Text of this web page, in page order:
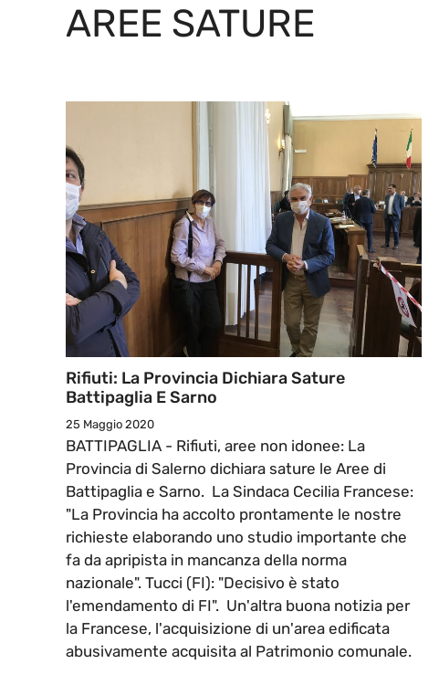
AREE SATURE
Rifiuti: La Provincia Dichiara Sature
Battipaglia E Sarno
25 Maggio 2020
BATTIPAGLIA - Rifiuti, aree non idonee: La
Provincia di Salerno dichiara sature le Aree di
Battipaglia e Sarno. La Sindaca Cecilia Francese:
"La Provincia ha accolto prontamente le nostre
richieste elaborando uno studio importante che
fa da apripista in mancanza della norma
nazionale". Tucci (FI): "Decisivo è stato
l'emendamento di FI". Un'altra buona notizia per
la Francese, l'acquisizione di un'area edificata
abusivamente acquisita al Patrimonio comunale.